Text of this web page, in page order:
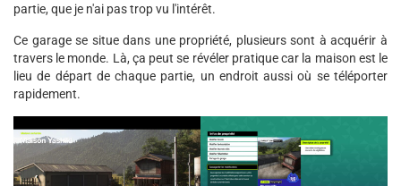
partie, que je n'ai pas trop vu l'intérêt.
Ce garage se situe dans une propriété, plusieurs sont à acquérir à
travers le monde. Là, ça peut se révéler pratique car la maison est le
lieu de départ de chaque partie, un endroit aussi où se téléporter
rapidement.